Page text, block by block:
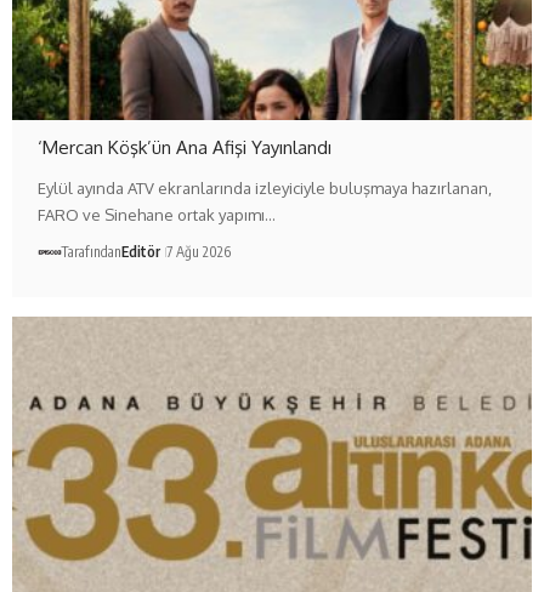
‘Mercan Köşk’ün Ana Afişi Yayınlandı
Eylül ayında ATV ekranlarında izleyiciyle buluşmaya hazırlanan,
FARO ve Sinehane ortak yapımı…
TarafındanEditör 7 Ağu 2026